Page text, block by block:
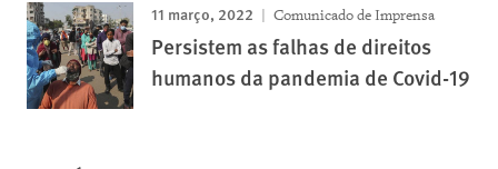
11 março, 2022 Comunicado de Imprensa
Persistem as falhas de direitos
humanos da pandemia de Covid-19